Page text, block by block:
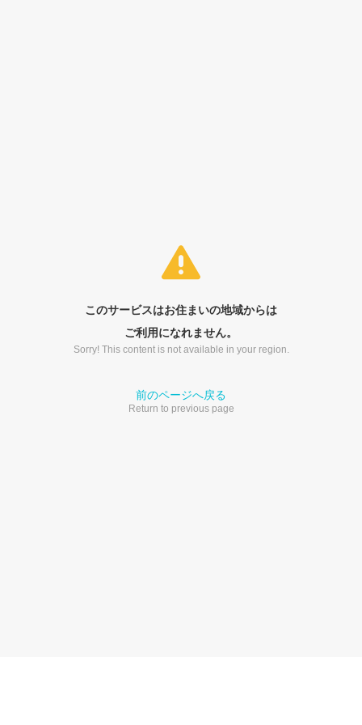
このサービスはお住まいの地域からは
ご利用になれません。
Sorry! This content is not available in your region.
前のページへ戻る
Return to previous page